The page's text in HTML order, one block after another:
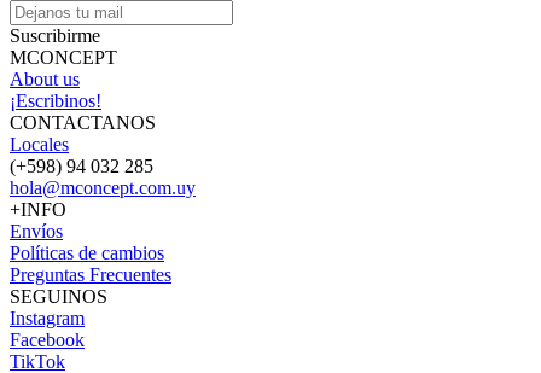
Suscribirme
MCONCEPT
About us
¡Escribinos!
CONTACTANOS
Locales
(+598) 94 032 285
hola@mconcept.com.uy
+INFO
Envíos
Políticas de cambios
Preguntas Frecuentes
SEGUINOS
Instagram
Facebook
TikTok